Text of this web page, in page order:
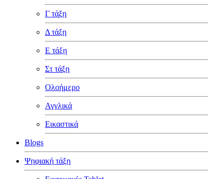
Γ τάξη
Δ τάξη
Ε τάξη
Στ τάξη
Ολοήμερο
Αγγλικά
Εικαστικά
Blogs
Ψηφιακή τάξη